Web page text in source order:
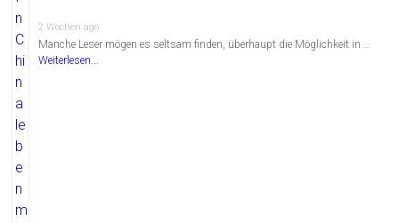
2 Wochen ago
Manche Leser mögen es seltsam finden, überhaupt die Möglichkeit in …
Weiterlesen...